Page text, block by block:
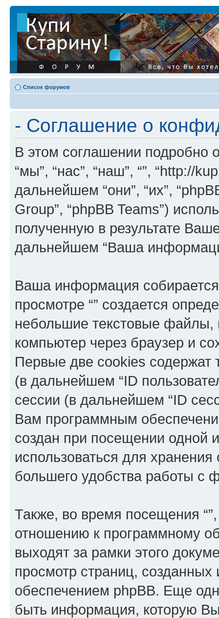
Список форумов
- Соглашение о
В этом соглашении подробно
“мы”, “нас”, “наш”, “”, “http://
дальнейшем “они”, “их”,
Group”, “phpBB Teams”)
полученную в результате
дальнейшем “Ваша
Ваша информация
просмотре “” создается
небольшие текстовые файлы,
компьютер через браузер и
Первые две cookies содержат
(в дальнейшем “ID
сессии (в дальнейшем “ID
Вам программным
создан при посещении одной
использоваться для
большего удобства работы с
Также, во время посещения
отношению к программному
выходят за рамки этого
просмотр страниц,
обеспечением phpBB. Еще
быть информация, которую